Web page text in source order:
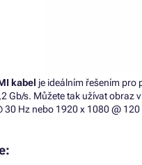
kabel je ideálním řešením pro
Gb/s. Můžete tak užívat obraz
30 Hz nebo 1920 x 1080 @ 120